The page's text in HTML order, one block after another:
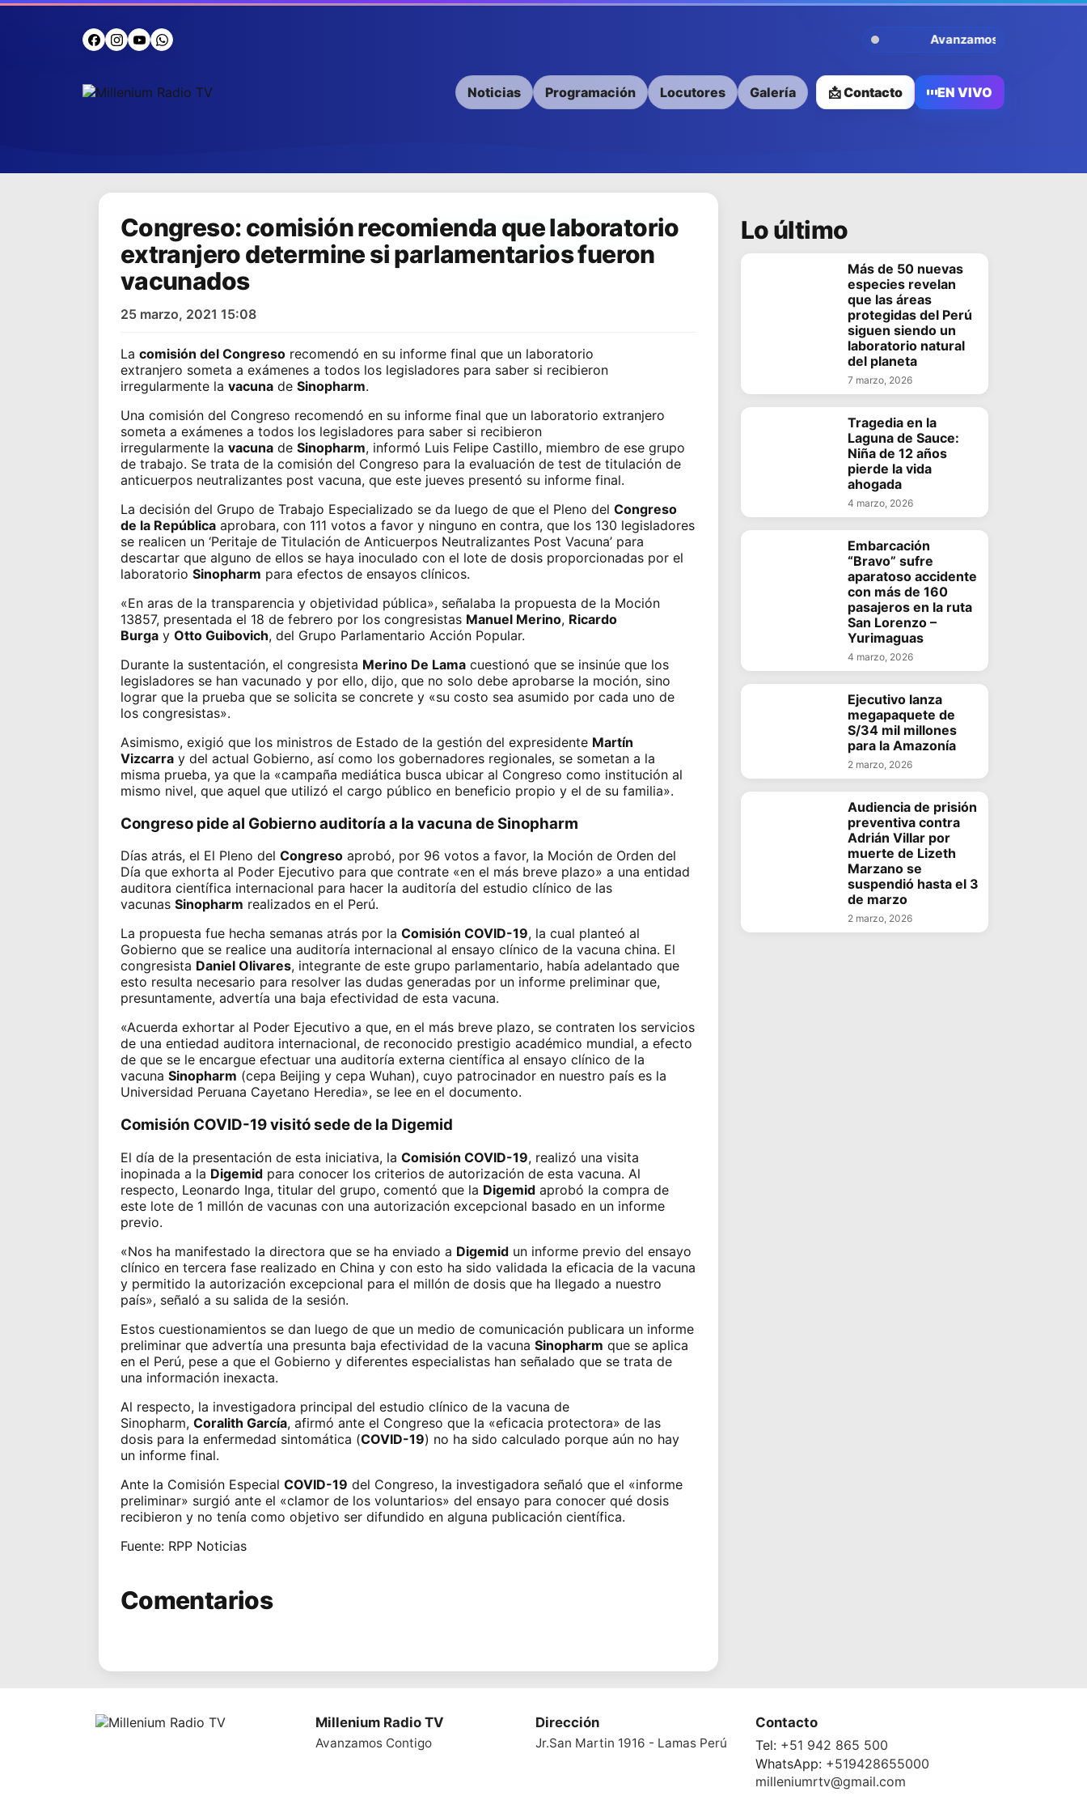
Avanzamos Contigo
Noticias Programación Locutores Galería 📩 Contacto EN VIVO
Congreso: comisión recomienda que laboratorio
extranjero determine si parlamentarios fueron
vacunados
25 marzo, 2021 15:08
La comisión del Congresorecomendó en su informe final que un laboratorio
extranjero someta a exámenes a todos los legisladorespara saber si recibieron
irregularmente la vacunade Sinopharm.
Una comisión del Congreso recomendó en su informe final que un laboratorio extranjero
someta a exámenes a todos los legisladores para saber si recibieron
irregularmentela vacunade Sinopharm, informó Luis Felipe Castillo, miembro de ese grupo
de trabajo. Se trata de la comisión del Congreso para la evaluación de test de titulación de
anticuerpos neutralizantes post vacuna, que este jueves presentó su informe final.
La decisión del Grupo de Trabajo Especializado se da luego de que el Pleno del Congreso
de la Repúblicaaprobara, con 111 votos a favor y ninguno en contra, que los 130 legisladores
se realicen un ‘Peritaje de Titulación de Anticuerpos Neutralizantes Post Vacuna’ para
descartar que alguno de ellos se haya inoculado con el lote de dosis proporcionadaspor el
laboratorio Sinopharm para efectos de ensayos clínicos.
«En aras de la transparencia y objetividad pública», señalaba la propuesta de la Moción
13857, presentada el 18 de febrero por los congresistas Manuel Merino, Ricardo
Burgay Otto Guibovich, del Grupo Parlamentario Acción Popular.
Durante la sustentación, el congresista Merino De Lamacuestionó que se insinúe que los
legisladores se han vacunado y por ello, dijo, que no solo debe aprobarse la moción, sino
lograr que la prueba que se solicita se concrete y «su costo sea asumido por cada uno de
los congresistas».
Asimismo, exigió que los ministros de Estado de la gestión del expresidente Martín
Vizcarray del actual Gobierno, así como los gobernadores regionales, se sometan a la
misma prueba, ya que la «campaña mediática busca ubicar al Congreso como institución al
mismo nivel, que aquel que utilizó el cargo público en beneficio propio y el de su familia».
Congreso pide al Gobierno auditoría a la vacuna de Sinopharm
Días atrás, el El Pleno del Congresoaprobó, por 96 votos a favor, la Moción de Orden del
Día que exhorta al Poder Ejecutivo para que contrate «en el más breve plazo» a una entidad
auditora científica internacional para hacer la auditoría del estudio clínico de las
vacunas Sinopharm realizados en el Perú.
La propuesta fue hecha semanas atrás por la Comisión COVID-19, la cual planteó al
Gobierno que se realice una auditoría internacional al ensayo clínico de la vacuna china. El
congresista Daniel Olivares, integrante de este grupo parlamentario, había adelantado que
esto resulta necesario para resolver las dudas generadas por un informe preliminar que,
presuntamente, advertía una baja efectividad de esta vacuna.
«Acuerda exhortar al Poder Ejecutivo a que, en el más breve plazo, se contraten los servicios
de una entiedad auditora internacional, de reconocido prestigio académico mundial, a efecto
de que se le encargue efectuar una auditoría externa científica al ensayo clínico de la
vacuna Sinopharm (cepa Beijing y cepa Wuhan), cuyo patrocinador en nuestro país es la
Universidad Peruana Cayetano Heredia», se lee en el documento.
Comisión COVID-19 visitó sede de la Digemid
El día de la presentación de esta iniciativa, la Comisión COVID-19, realizó una visita
inopinada a la Digemidpara conocer los criterios de autorización de esta vacuna. Al
respecto, Leonardo Inga, titular del grupo, comentó que la Digemidaprobó la compra de
este lote de 1 millón de vacunas con una autorización excepcional basado en un informe
previo.
«Nos ha manifestado la directora que se ha enviado a Digemidun informe previo del ensayo
clínico en tercera fase realizado en China y con esto ha sido validada la eficacia de la vacuna
y permitido la autorización excepcional para el millón de dosis que ha llegado a nuestro
país», señaló a su salida de la sesión.
Estos cuestionamientos se dan luego de que un medio de comunicación publicara un informe
preliminar que advertía una presunta baja efectividad de la vacuna Sinopharm que se aplica
en el Perú, pese a que el Gobierno y diferentes especialistas han señalado que se trata de
una información inexacta.
Al respecto, la investigadora principal del estudio clínico de la vacuna de
Sinopharm, Coralith García, afirmó ante el Congreso que la «eficacia protectora» de las
dosis para la enfermedad sintomática (COVID-19) no ha sido calculado porque aún no hay
un informe final.
Ante la Comisión Especial COVID-19 del Congreso, la investigadora señaló que el «informe
preliminar» surgió ante el «clamor de los voluntarios» del ensayo para conocer qué dosis
recibieron y no tenía como objetivo ser difundido en alguna publicación científica.
Fuente: RPP Noticias
Comentarios
Lo último
Más de 50 nuevas
especies revelan
que las áreas
protegidas del Perú
siguen siendo un
laboratorio natural
del planeta
7 marzo, 2026
Tragedia en la
Laguna de Sauce:
Niña de 12 años
pierde la vida
ahogada
4 marzo, 2026
Embarcación
“Bravo” sufre
aparatoso accidente
con más de 160
pasajeros en la ruta
San Lorenzo –
Yurimaguas
4 marzo, 2026
Ejecutivo lanza
megapaquete de
S/34 mil millones
para la Amazonía
2 marzo, 2026
Audiencia de prisión
preventiva contra
Adrián Villar por
muerte de Lizeth
Marzano se
suspendió hasta el 3
de marzo
2 marzo, 2026
Millenium Radio TV
Avanzamos Contigo
Dirección
Jr.San Martin 1916 - Lamas Perú
Contacto
Tel: +51 942 865 500
WhatsApp: +519428655000
milleniumrtv@gmail.com